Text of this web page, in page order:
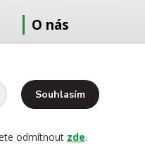
O nás
Kontakty
Ochrana osobních údajů
Souhlasím
odmítnout zde.